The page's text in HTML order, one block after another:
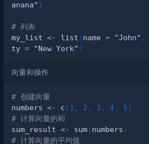
anana" )
# 列表
my_list <- list (name = "John" ,
ty = "New York" )
向量和操作
# 创建向量
numbers <- c (1 , 2 , 3 , 4, 5)
# 计算向量的和
sum_result <- sum(numbers)
# 计算向量的平均值